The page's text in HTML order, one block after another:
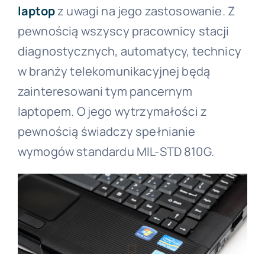
laptopz uwagi na jego zastosowanie. Z
pewnością wszyscy pracownicy stacji
diagnostycznych, automatycy, technicy
w branży telekomunikacyjnej będą
zainteresowani tym pancernym
laptopem. O jego wytrzymałości z
pewnością świadczy spełnianie
wymogów standardu MIL-STD 810G.